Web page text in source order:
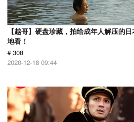
【越哥】硬盘珍藏，拍给成年人解压的
地看！
# 308
2020-12-18 09:44